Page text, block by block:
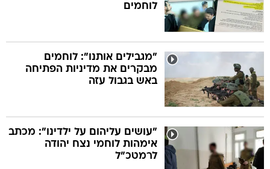
לוחמים
"מגבילים אותנו": לוחמים
מבקרים את מדיניות הפתיחה
באש בגבול עזה
"עושים עליהום על ילדינו": מכתב
אימהות לוחמי נצח יהודה
לרמטכ"ל